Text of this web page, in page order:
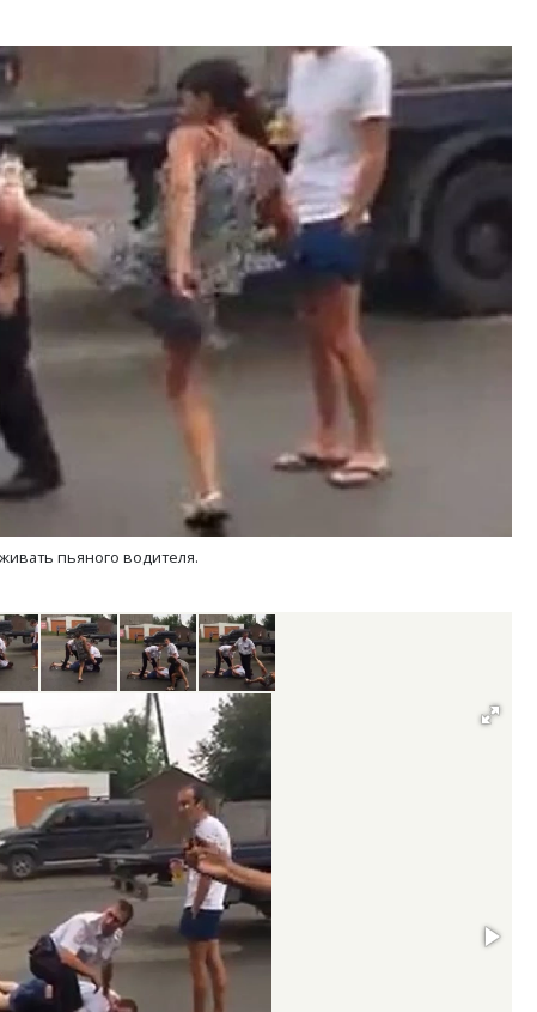
пьяного водителя.
номера и вид на горы.
будет новый бутик-отель
в Белокурихе
Архитектурный код
земли. Мощение
плитами становится
стандартом